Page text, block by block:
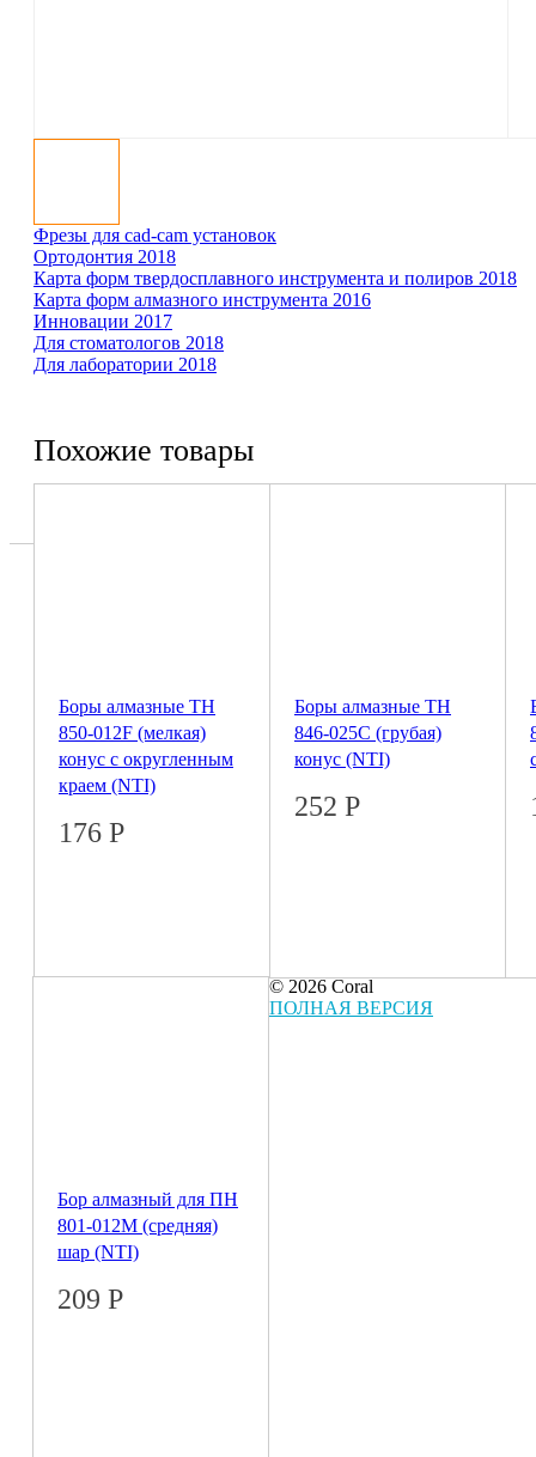
Фрезы для cad-cam установок
Ортодонтия 2018
Карта форм твер­до­сплав­ного инст­ру­мента и полиров 2018
Карта форм ал­маз­ного инст­ру­мента 2016
Инновации 2017
Для сто­ма­то­логов 2018
Для ла­бо­ра­тории 2018
Похожие товары
Боры алмазные ТН
850-012F (мелкая)
конус с округленным
краем (NTI)
176 Р
Боры алмазные ТН
846-025C (грубая)
конус (NTI)
252 Р
Бор алмазный для ПН
801-012M (средняя)
шар (NTI)
209 Р
© 2026 Coral
ПОЛНАЯ ВЕРСИЯ